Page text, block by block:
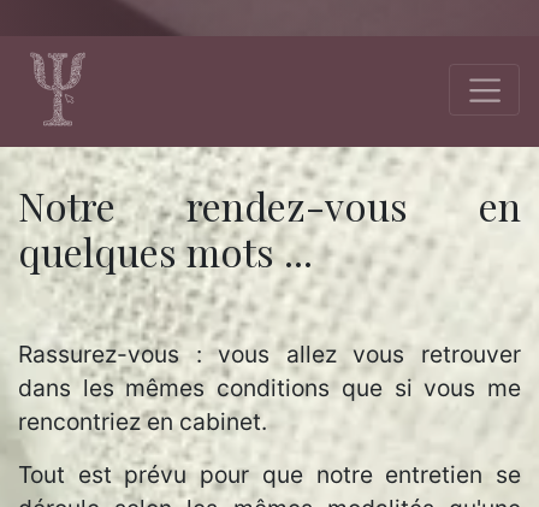
Notre rendez-vous en
quelques mots ...
Rassurez-vous : vous allez vous retrouver
dans les mêmes conditions que si vous me
rencontriez en cabinet.
Tout est prévu pour que notre entretien se